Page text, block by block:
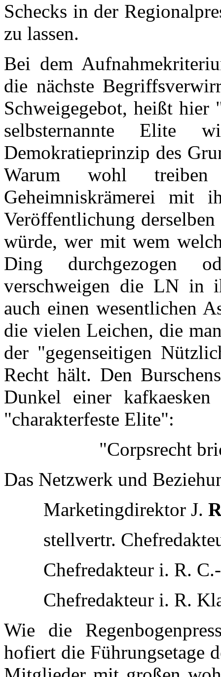
Schecks in der
zu lassen.
Bei dem
die nächste
Schweigegebot, heißt
selbsternannte Elite
Demokratieprinzip des
Warum wohl treiben
Geheimniskrämerei mit
Veröffentlichung
würde, wer mit wem
Ding durchgezogen
verschweigen die LN in
auch einen wesentlichen
die vielen Leichen, die
der "gegenseitigen
Recht hält. Den
Dunkel einer
"charakterfeste Elite":
"Corpsrecht
Das Netzwerk und
Marketingdirektor J.
stellvertr.
Chefredakteur i. R.
Chefredakteur i. R.
Wie die
hofiert die Führungsetage